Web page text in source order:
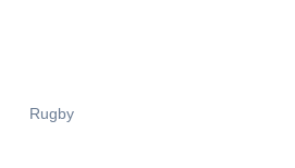
Rugby